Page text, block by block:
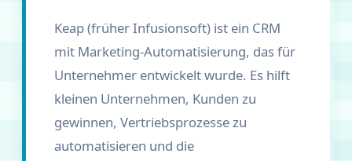
Keap (früher Infusionsoft) ist ein CRM
mit Marketing-Automatisierung, das für
Unternehmer entwickelt wurde. Es hilft
kleinen Unternehmen, Kunden zu
gewinnen, Vertriebsprozesse zu
automatisieren und die